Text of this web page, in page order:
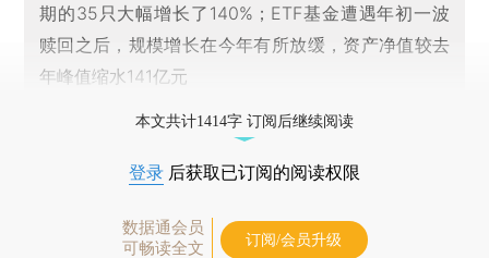
期的35只大幅增长了140%；ETF基金遭遇年初一波
赎回之后，规模增长在今年有所放缓，资产净值较去
年峰值缩水141亿元
本文共计1414字 订阅后继续阅读
登录 后获取已订阅的阅读权限
数据通会员
可畅读全文
订阅/会员升级